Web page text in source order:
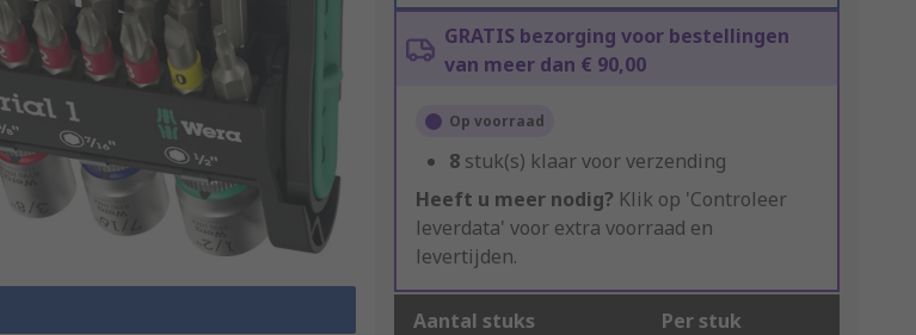
GRATIS bezorging voor bestellingen
van meer dan € 90,00
Op voorraad
8 stuk(s) klaar voor verzending
Heeft u meer nodig? Klik op 'Controleer
leverdata' voor extra voorraad en
levertijden.
Aantal stuks Per stuk